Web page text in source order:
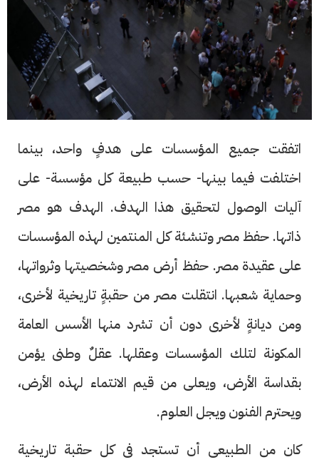
اتفقت جميع المؤسسات على هدفٍ واحد، بينما
اختلفت فيما بينها- حسب طبيعة كل مؤسسة- على
آليات الوصول لتحقيق هذا الهدف. الهدف هو مصر
ذاتها. حفظ مصر وتنشئة كل المنتمين لهذه المؤسسات
على عقيدة مصر. حفظ أرض مصر وشخصيتها وثرواتها،
وحماية شعبها. انتقلت مصر من حقبةٍ تاريخية لأخرى،
ومن ديانةٍ لأخرى دون أن تشرد منها الأسس العامة
المكونة لتلك المؤسسات وعقلها. عقلٌ وطنى يؤمن
بقداسة الأرض، ويعلى من قيم الانتماء لهذه الأرض،
ويحترم الفنون ويجل العلوم.
كان من الطبيعى أن تستجد فى كل حقبة تاريخية